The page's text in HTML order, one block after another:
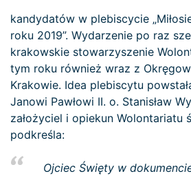
kandydatów w plebiscycie
roku 2019”. Wydarzenie po raz
krakowskie stowarzyszenie
tym roku również wraz z
Krakowie. Idea plebiscytu
Janowi Pawłowi II. o. Stanisław
założyciel i opiekun Wolontariatu
podkreśla:
Ojciec Święty w